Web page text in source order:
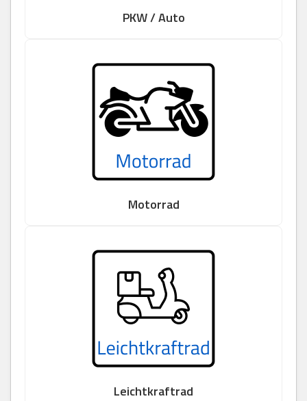
PKW / Auto
Motorrad
Leichtkraftrad